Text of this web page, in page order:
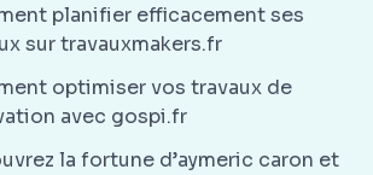
planifier efficacement ses
sur travauxmakers.fr
optimiser vos travaux de
avec gospi.fr
la fortune d’aymeric caron et